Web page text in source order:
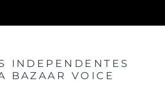
INDEPENDENTES
BAZAAR VOICE